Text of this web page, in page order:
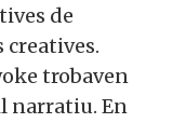
de
trobaven
narratiu. En